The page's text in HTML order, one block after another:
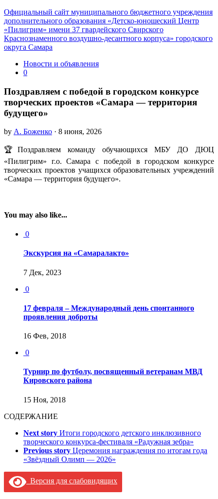
Официальный сайт муниципального бюджетного учреждения
дополнительного образования «Детско-юношеский Центр
«Пилигрим» имени 37 гвардейского Свирского
Краснознаменного воздушно-десантного корпуса» городского
округа Самара
Новости и объявления
0
Поздравляем с победой в городском конкурсе
творческих проектов «Самара — территория
будущего»
by А. Боженко · 8 июня, 2026
🏆Поздравляем команду обучающихся МБУ ДО ДЮЦ
«Пилигрим» г.о. Самара с победой в городском конкурсе
творческих проектов учащихся образовательных учреждений
«Самара — территория будущего».
You may also like...
0
Экскурсия на «Самаралакто»
7 Дек, 2023
0
17 февраля – Международный день спонтанного
проявления доброты
16 Фев, 2018
0
Турнир по футболу, посвященный ветеранам МВД
Кировского района
15 Ноя, 2018
СОДЕРЖАНИЕ
Next story Итоги городского детского инклюзивного
творческого конкурса-фестиваля «Радужная зебра»
Previous story Церемония награждения по итогам года
«Звёздный Олимп — 2026»
Версия для слабовидящих